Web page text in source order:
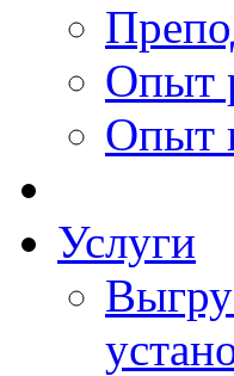
Опыт
Опыт
Услуги